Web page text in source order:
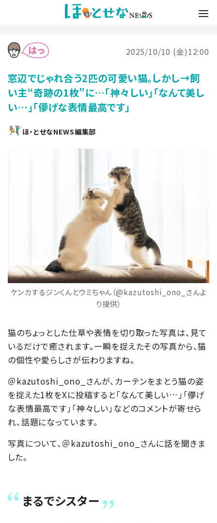
2025/10/10 (金)12:00
窓辺でじゃれ合う2匹の可愛い猫。しかし→飼
い主“奇跡の1枚”に…「神々しい」「なんて美し
い…」「儚げな表情最高です」
ほ・とせなNEWS編集部
ケンカするジンくんとウミちゃん（@kazutoshi_ono_さんよ
り提供）
猫のちょっとした仕草や表情を切り取った写真は、見て
いるだけで癒されます。一瞬を捉えたその写真から、猫
の個性や愛らしさが伝わりますね。
＠kazutoshi_ono_さんが、カーテンをまとう猫の姿
を捉えた1枚をXに投稿すると「なんて美しい…」「儚げ
な表情最高です」「神々しい」などのコメントが寄せら
れ、話題になっています。
写真について、＠kazutoshi_ono_さんに話を聞きま
した。
まるでシスター